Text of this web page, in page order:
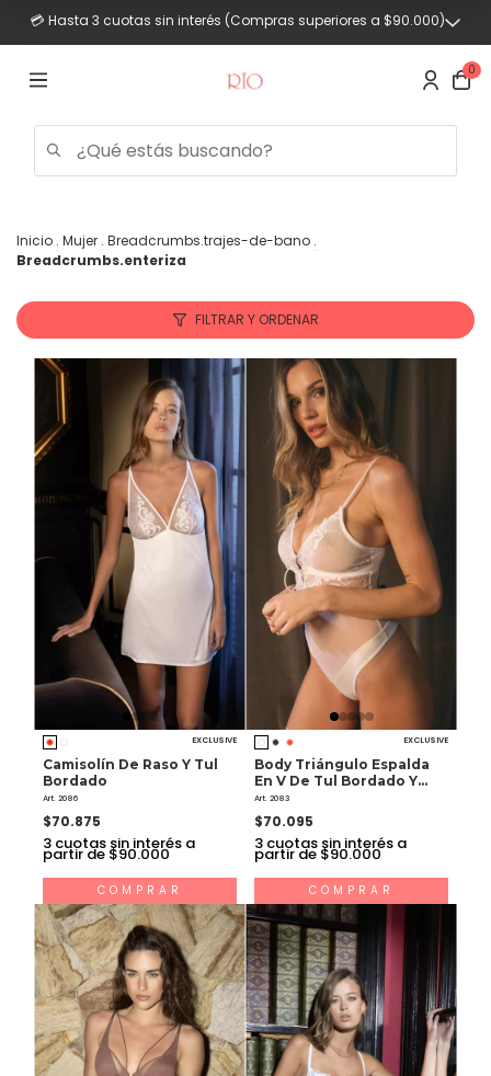
💳 Hasta 3 cuotas sin interés (Compras superiores a $90.000)
0
Inicio . Mujer . Breadcrumbs.trajes-de-bano .
Breadcrumbs.enteriza
FILTRAR Y ORDENAR
EXCLUSIVE
Camisolín De Raso Y Tul
Bordado
Art. 2086
$70.875
3 cuotas sin interés a
partir de $90.000
COMPRAR
EXCLUSIVE
Body Triángulo Espalda
En V De Tul Bordado Y
Lycra
Art. 2083
$70.095
3 cuotas sin interés a
partir de $90.000
COMPRAR